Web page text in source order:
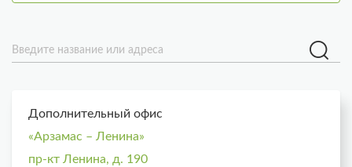
Введите название или адреса
Дополнительный офис
«Арзамас – Ленина»
пр-кт Ленина, д. 190